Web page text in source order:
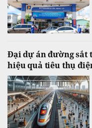
Đại dự án đường sắt
hiệu quả tiêu thụ